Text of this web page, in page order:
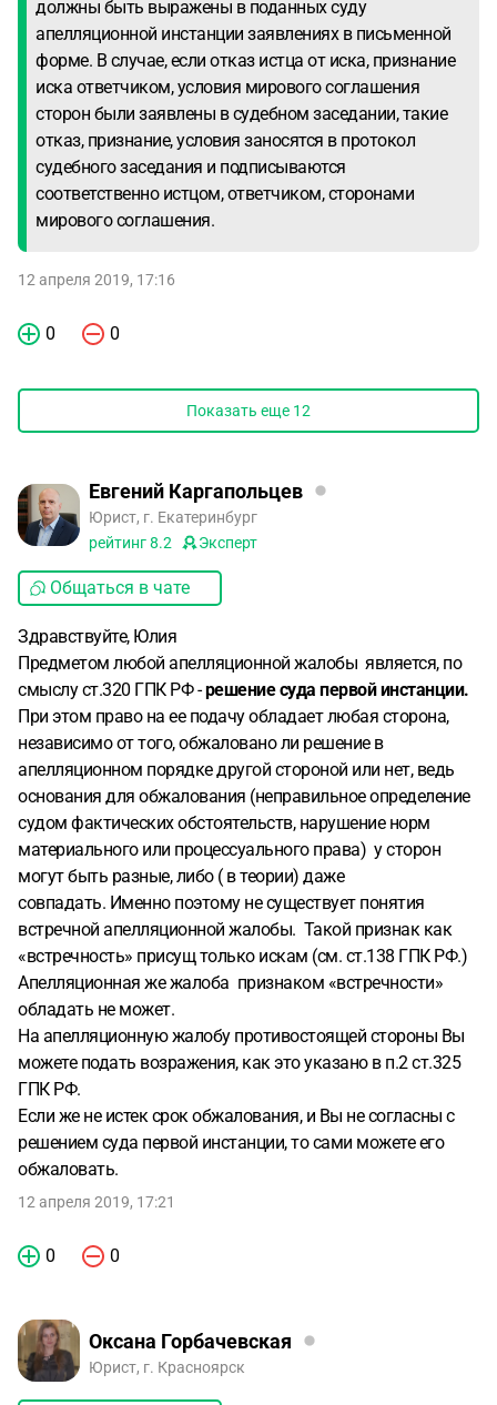
должны быть выражены в поданных суду
апелляционной инстанции заявлениях в письменной
форме. В случае, если отказ истца от иска, признание
иска ответчиком, условия мирового соглашения
сторон были заявлены в судебном заседании, такие
отказ, признание, условия заносятся в протокол
судебного заседания и подписываются
соответственно истцом, ответчиком, сторонами
мирового соглашения.
12 апреля 2019, 17:16
0 0
Показать еще 12
Евгений Каргапольцев
Юрист, г. Екатеринбург
рейтинг8.2 Эксперт
Общаться в чате
Здравствуйте, Юлия
Предметом любой апелляционной жалобы является, по
смыслу ст.320 ГПК РФ -решение суда первой инстанции.
При этом право на ее подачу обладает любая сторона,
независимо от того, обжаловано ли решение в
апелляционном порядке другой стороной или нет, ведь
основания для обжалования (неправильное определение
судом фактических обстоятельств, нарушение норм
материального или процессуального права) у сторон
могут быть разные, либо ( в теории) даже
совпадать. Именно поэтому не существует понятия
встречной апелляционной жалобы. Такой признак как
«встречность» присущ только искам (см. ст.138 ГПК РФ.)
Апелляционная же жалоба признаком «встречности»
обладать не может.
На апелляционную жалобу противостоящей стороны Вы
можете подать возражения, как это указано в п.2 ст.325
ГПК РФ.
Если же не истек срок обжалования, и Вы не согласны с
решением суда первой инстанции, то сами можете его
обжаловать.
12 апреля 2019, 17:21
0 0
Оксана Горбачевская
Юрист, г. Красноярск